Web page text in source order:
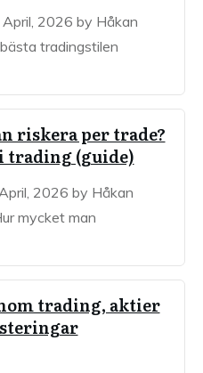
2026 by Håkan
tradingstilen
riskera per trade?
trading (guide)
2026 by Håkan
mycket man
trading, aktier